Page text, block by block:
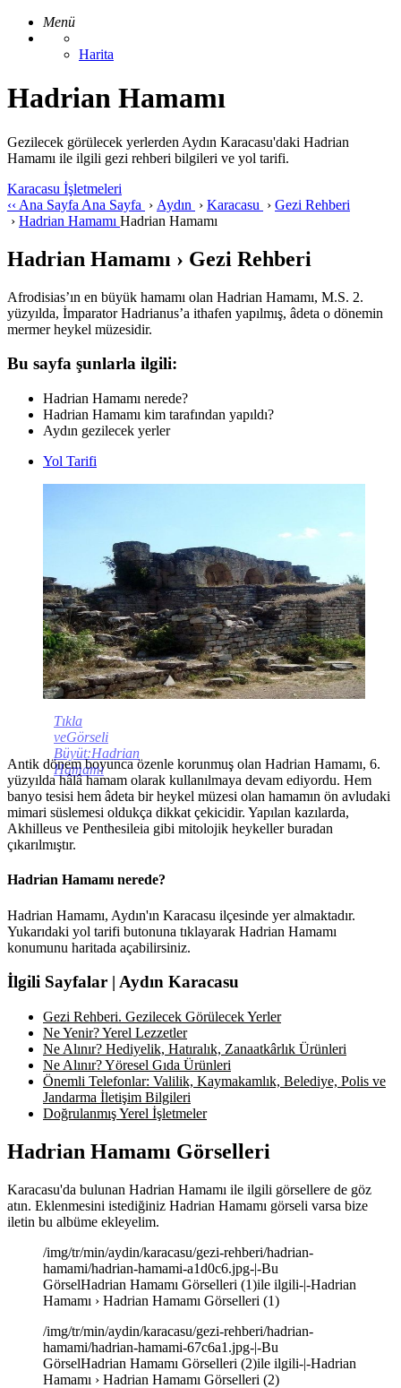
Menü
Harita
Hadrian Hamamı
Gezilecek görülecek yerlerden Aydın Karacasu'daki Hadrian
Hamamı ile ilgili gezi rehberi bilgileri ve yol tarifi.
Karacasu İşletmeleri
‹‹ Ana Sayfa Ana Sayfa › Aydın › Karacasu › Gezi Rehberi
› Hadrian Hamamı Hadrian Hamamı
Hadrian Hamamı › Gezi Rehberi
Afrodisias’ın en büyük hamamı olan Hadrian Hamamı, M.S. 2.
yüzyılda, İmparator Hadrianus’a ithafen yapılmış, âdeta o dönemin
mermer heykel müzesidir.
Bu sayfa şunlarla ilgili:
Hadrian Hamamı nerede?
Hadrian Hamamı kim tarafından yapıldı?
Aydın gezilecek yerler
Yol Tarifi
Tıkla
veGörseli
Büyüt:Hadrian
Hamamı
Antik dönem boyunca özenle korunmuş olan Hadrian Hamamı, 6.
yüzyılda hâlâ hamam olarak kullanılmaya devam ediyordu. Hem
banyo tesisi hem âdeta bir heykel müzesi olan hamamın ön avludaki
mimari süslemesi oldukça dikkat çekicidir. Yapılan kazılarda,
Akhilleus ve Penthesileia gibi mitolojik heykeller buradan
çıkarılmıştır.
Hadrian Hamamı nerede?
Hadrian Hamamı, Aydın'ın Karacasu ilçesinde yer almaktadır.
Yukarıdaki yol tarifi butonuna tıklayarak Hadrian Hamamı
konumunu haritada açabilirsiniz.
İlgili Sayfalar | Aydın Karacasu
Gezi Rehberi. Gezilecek Görülecek Yerler
Ne Yenir? Yerel Lezzetler
Ne Alınır? Hediyelik, Hatıralık, Zanaatkârlık Ürünleri
Ne Alınır? Yöresel Gıda Ürünleri
Önemli Telefonlar: Valilik, Kaymakamlık, Belediye, Polis ve
Jandarma İletişim Bilgileri
Doğrulanmış Yerel İşletmeler
Hadrian Hamamı Görselleri
Karacasu'da bulunan Hadrian Hamamı ile ilgili görsellere de göz
atın. Eklenmesini istediğiniz Hadrian Hamamı görseli varsa bize
iletin bu albüme ekleyelim.
/img/tr/min/aydin/karacasu/gezi-rehberi/hadrian-
hamami/hadrian-hamami-a1d0c6.jpg-|-Bu
GörselHadrian Hamamı Görselleri (1)ile ilgili-|-Hadrian
Hamamı › Hadrian Hamamı Görselleri (1)
/img/tr/min/aydin/karacasu/gezi-rehberi/hadrian-
hamami/hadrian-hamami-67c6a1.jpg-|-Bu
GörselHadrian Hamamı Görselleri (2)ile ilgili-|-Hadrian
Hamamı › Hadrian Hamamı Görselleri (2)